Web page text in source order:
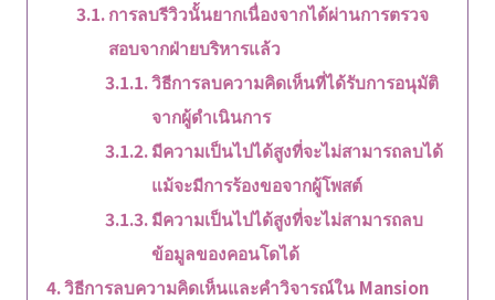
การลบรีวิวนั้นยากเนื่องจากได้ผ่านการตรวจ
สอบจากฝ่ายบริหารแล้ว
วิธีการลบความคิดเห็นที่ได้รับการอนุมัติ
จากผู้ดำเนินการ
มีความเป็นไปได้สูงที่จะไม่สามารถลบได้
แม้จะมีการร้องขอจากผู้โพสต์
มีความเป็นไปได้สูงที่จะไม่สามารถลบ
ข้อมูลของคอนโดได้
วิธีการลบความคิดเห็นและคำวิจารณ์ใน Mansion